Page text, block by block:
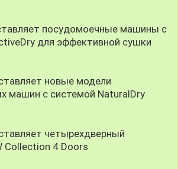
посудомоечные машины с
для эффективной сушки
новые модели
машин с системой NaturalDry
четырехдверный
Collection 4 Doors